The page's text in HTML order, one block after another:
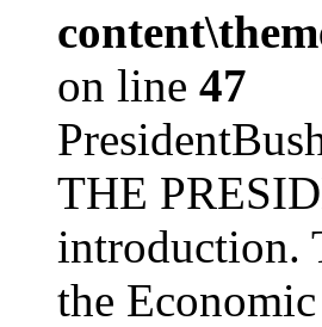
on line 47
THE
introduction.
the